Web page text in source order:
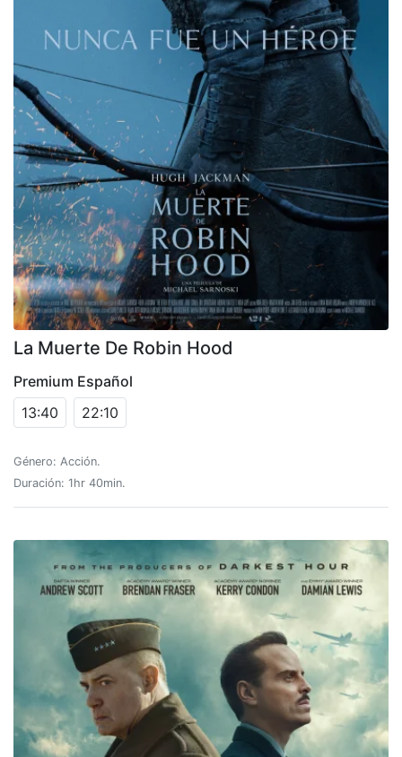
La Muerte De Robin Hood
Premium Español
13:40
22:10
Género: Acción.
Duración: 1hr 40min.